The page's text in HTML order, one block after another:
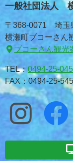
一般社団法人
〒368-0071 埼玉
横瀬町ブコーさん
ブコーさん観光
TEL： 0494-25-
FAX：0494-25-